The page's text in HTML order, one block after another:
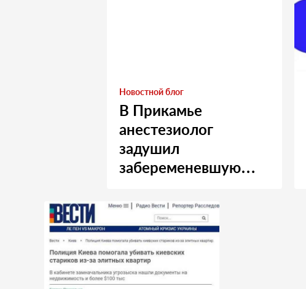
Новостной блог
В Прикамье
анестезиолог
задушил
забеременевшую